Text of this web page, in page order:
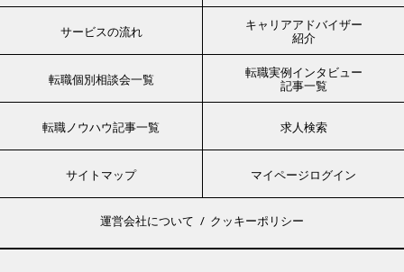
サービスの流れ
キャリアアドバイザー
紹介
転職個別相談会一覧
転職実例インタビュー
記事一覧
転職ノウハウ記事一覧 求人検索
サイトマップ マイページログイン
運営会社について クッキーポリシー